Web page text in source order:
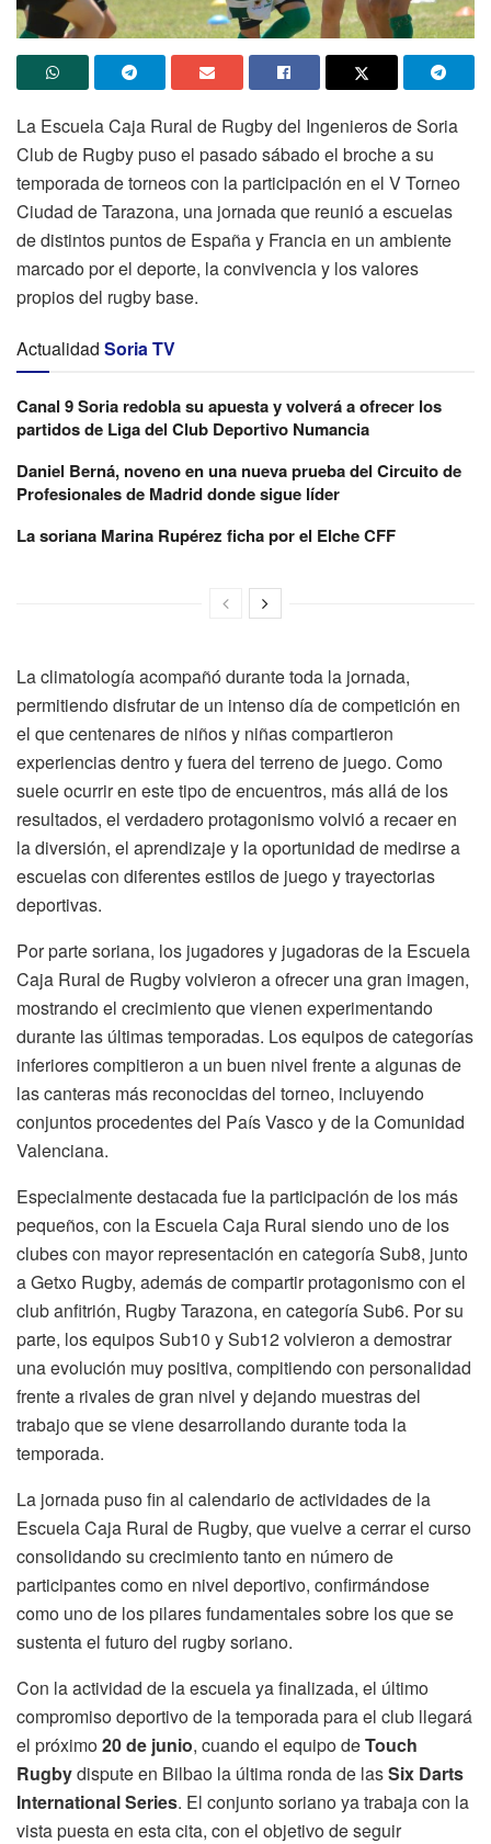
La Escuela Caja Rural de Rugby del Ingenieros de Soria
Club de Rugby puso el pasado sábado el broche a su
temporada de torneos con la participación en el V Torneo
Ciudad de Tarazona, una jornada que reunió a escuelas
de distintos puntos de España y Francia en un ambiente
marcado por el deporte, la convivencia y los valores
propios del rugby base.
Actualidad Soria TV
Canal 9 Soria redobla su apuesta y volverá a ofrecer los
partidos de Liga del Club Deportivo Numancia
Daniel Berná, noveno en una nueva prueba del Circuito de
Profesionales de Madrid donde sigue líder
La soriana Marina Rupérez ficha por el Elche CFF
La climatología acompañó durante toda la jornada,
permitiendo disfrutar de un intenso día de competición en
el que centenares de niños y niñas compartieron
experiencias dentro y fuera del terreno de juego. Como
suele ocurrir en este tipo de encuentros, más allá de los
resultados, el verdadero protagonismo volvió a recaer en
la diversión, el aprendizaje y la oportunidad de medirse a
escuelas con diferentes estilos de juego y trayectorias
deportivas.
Por parte soriana, los jugadores y jugadoras de la Escuela
Caja Rural de Rugby volvieron a ofrecer una gran imagen,
mostrando el crecimiento que vienen experimentando
durante las últimas temporadas. Los equipos de categorías
inferiores compitieron a un buen nivel frente a algunas de
las canteras más reconocidas del torneo, incluyendo
conjuntos procedentes del País Vasco y de la Comunidad
Valenciana.
Especialmente destacada fue la participación de los más
pequeños, con la Escuela Caja Rural siendo uno de los
clubes con mayor representación en categoría Sub8, junto
a Getxo Rugby, además de compartir protagonismo con el
club anfitrión, Rugby Tarazona, en categoría Sub6. Por su
parte, los equipos Sub10 y Sub12 volvieron a demostrar
una evolución muy positiva, compitiendo con personalidad
frente a rivales de gran nivel y dejando muestras del
trabajo que se viene desarrollando durante toda la
temporada.
La jornada puso fin al calendario de actividades de la
Escuela Caja Rural de Rugby, que vuelve a cerrar el curso
consolidando su crecimiento tanto en número de
participantes como en nivel deportivo, confirmándose
como uno de los pilares fundamentales sobre los que se
sustenta el futuro del rugby soriano.
Con la actividad de la escuela ya finalizada, el último
compromiso deportivo de la temporada para el club llegará
el próximo20 de junio, cuando el equipo deTouch
Rugbydispute en Bilbao la última ronda de lasSix Darts
International Series. El conjunto soriano ya trabaja con la
vista puesta en esta cita, con el objetivo de seguir